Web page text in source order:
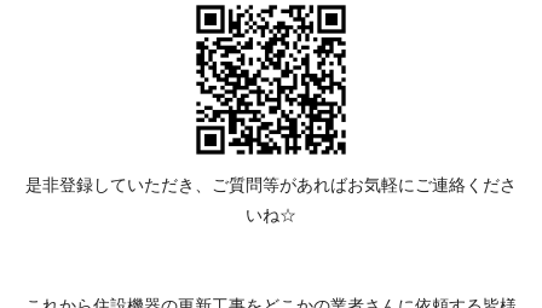
是非登録していただき、ご質問等があればお気軽にご連絡くださ
いね☆